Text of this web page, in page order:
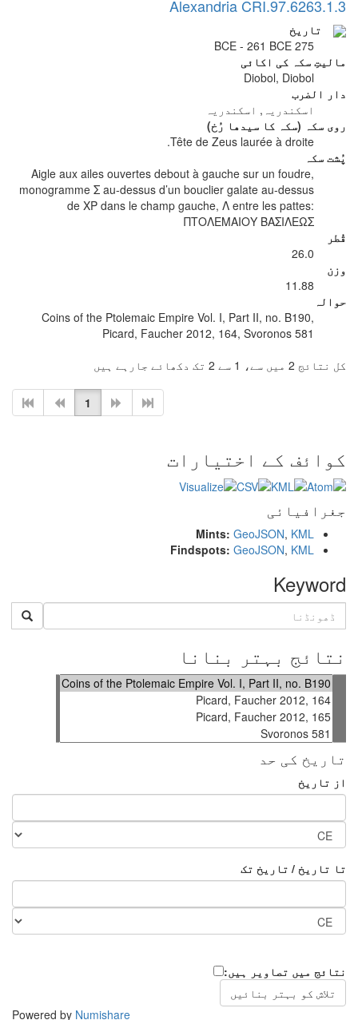
Alexandria CRI.97.6263.1.3
تاریخ
275 BCE - 261 BCE
مالیتِ سکہ کی اکائی
Diobol, Diobol
دار الضرب
اسکندریہ, اسکندریہ
روی سکہ (سکہ کا سیدھا رُخ)
Tête de Zeus laurée à droite.
پُشت سکہ
Aigle aux ailes ouvertes debout à gauche sur un foudre,
monogramme Σ au-dessus d’un bouclier galate au-dessus
de XP dans le champ gauche, Λ entre les pattes:
ΠΤΟΛΕΜΑΙΟΥ ΒΑΣΙΛΕΩΣ
قُطر
26.0
وزن
11.88
حوالہ
Coins of the Ptolemaic Empire Vol. I, Part II, no. B190,
Picard, Faucher 2012, 164, Svoronos 581
کل نتائج 2 میں سے، 1 سے 2 تک دکھائے جارہے ہیں
1
کوائف کے اختیارات
جغرافیائی
Mints: GeoJSON, KML
Findspots: GeoJSON, KML
Keyword
نتائج بہتر بنانا
تاریخ کی حد
از تاریخ
تا تاریخ / تاریخ تک
نتائج میں تصاویر ہیں:
Powered by Numishare